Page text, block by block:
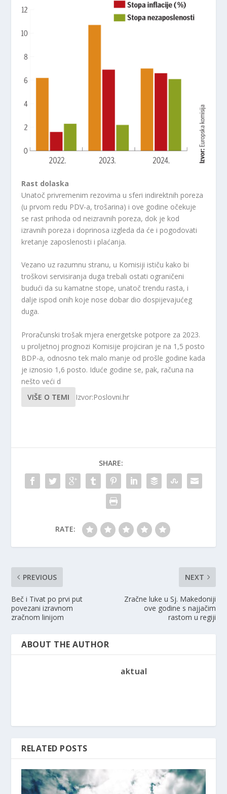
Rast dolaska
Unatoč privremenim rezovima u sferi indirektnih poreza
(u prvom redu PDV-a, trošarina) i ove godine očekuje
se rast prihoda od neizravnih poreza, dok je kod
izravnih poreza i doprinosa izgleda da će i pogodovati
kretanje zaposlenosti i plaćanja.
Vezano uz razumnu stranu, u Komisiji ističu kako bi
troškovi servisiranja duga trebali ostati ograničeni
budući da su kamatne stope, unatoč trendu rasta, i
dalje ispod onih koje nose dobar dio dospijevajućeg
duga.
Proračunski trošak mjera energetske potpore za 2023.
u proljetnoj prognozi Komisije projiciran je na 1,5 posto
BDP-a, odnosno tek malo manje od prošle godine kada
je iznosio 1,6 posto. Iduće godine se, pak, računa na
nešto veći d
VIŠE O TEMI
Izvor:Poslovni.hr
SHARE:
RATE:
PREVIOUS
Beč i Tivat po prvi put
povezani izravnom
zračnom linijom
NEXT
Zračne luke u Sj. Makedoniji
ove godine s najjačim
rastom u regiji
ABOUT THE AUTHOR
aktual
RELATED POSTS